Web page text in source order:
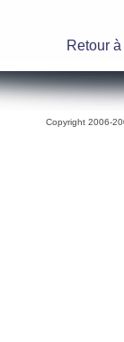
Retour
Copyright 2006-